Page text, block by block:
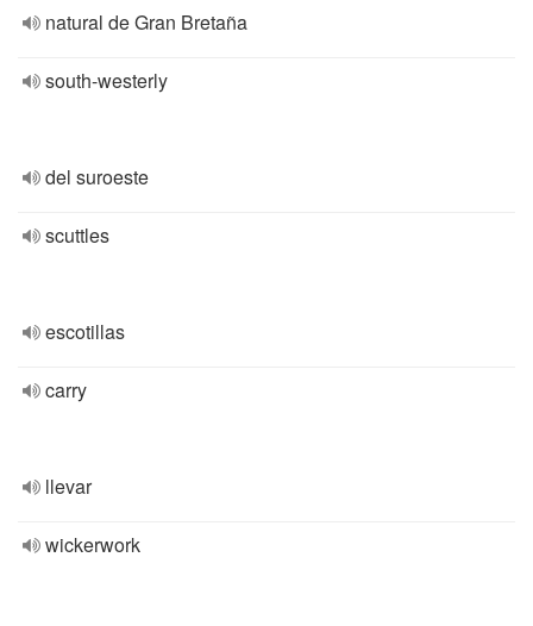
natural de Gran Bretaña
south-westerly
del suroeste
scuttles
escotillas
carry
llevar
wickerwork